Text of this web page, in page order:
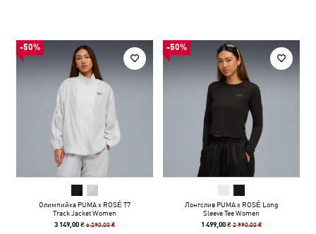
-50%
Олимпийка PUMA x ROSÉ T7
Track Jacket Women
3 149,00 ₴6 290,00 ₴
-50%
Лонгслив PUMA x ROSÉ Long
Sleeve Tee Women
1 499,00 ₴2 990,00 ₴